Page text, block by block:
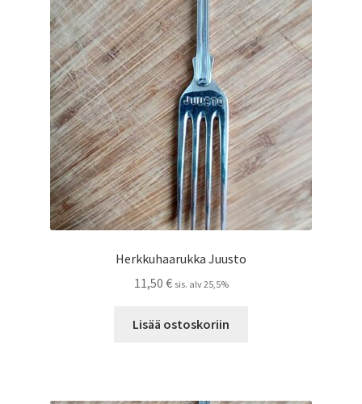
Herkkuhaarukka Juusto
11,50 € sis. alv 25,5%
Lisää ostoskoriin